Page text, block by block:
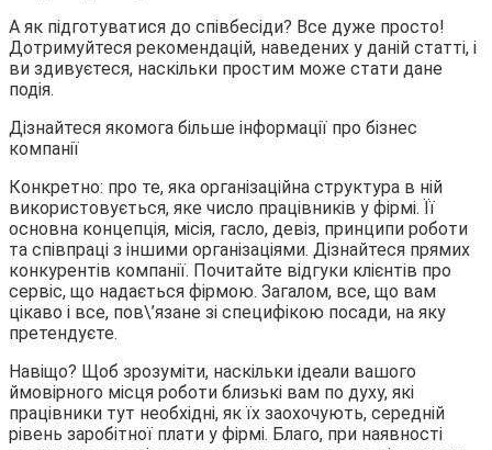
А як підготуватися до співбесіди? Все дуже просто!
Дотримуйтеся рекомендацій, наведених у даній статті, і
ви здивуєтеся, наскільки простим може стати дане
подія.
Дізнайтеся якомога більше інформації про бізнес
компанії
Конкретно: про те, яка організаційна структура в ній
використовується, яке число працівників у фірмі. Її
основна концепція, місія, гасло, девіз, принципи роботи
та співпраці з іншими організаціями. Дізнайтеся прямих
конкурентів компанії. Почитайте відгуки клієнтів про
сервіс, що надається фірмою. Загалом, все, що вам
цікаво і все, пов\’язане зі специфікою посади, на яку
претендуєте.
Навіщо? Щоб зрозуміти, наскільки ідеали вашого
ймовірного місця роботи близькі вам по духу, які
працівники тут необхідні, як їх заохочують, середній
рівень заробітної плати у фірмі. Благо, при наявності